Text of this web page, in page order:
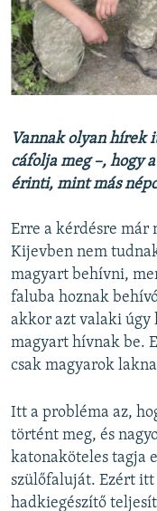
Vannak olyan hírek
cáfolja meg –, hogy
érinti, mint más
Erre a kérdésre már
Kijevben nem
magyart behívni,
faluba hoznak
akkor azt valaki úgy
magyart hívnak be.
csak magyarok
Itt a probléma az,
történt meg, és
katonaköteles tagja
szülőfaluját. Ezért
hadkiegészítő